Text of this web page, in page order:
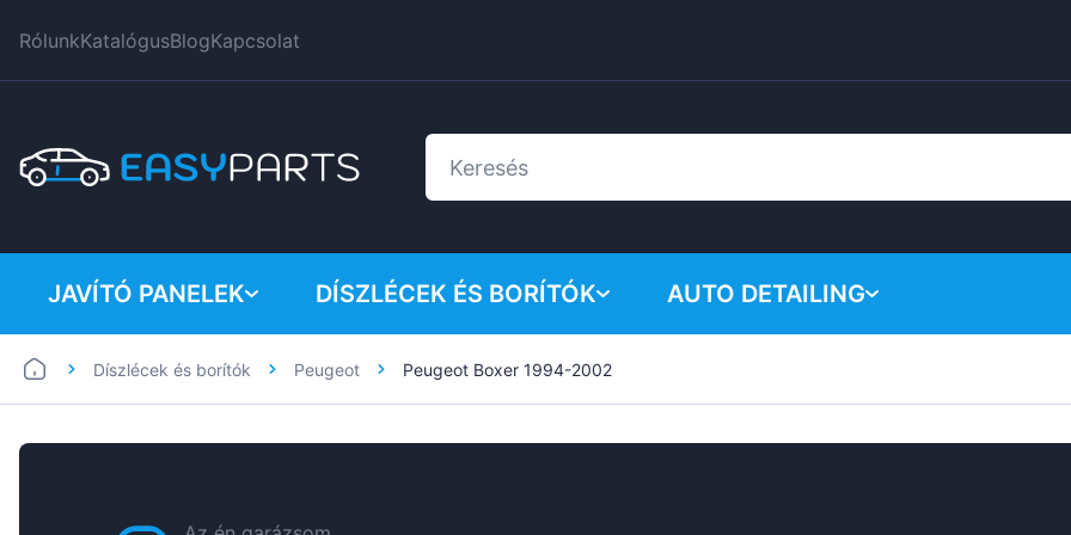
RólunkKatalógusBlogKapcsolat
JAVÍTÓ PANELEK
Furgonok
DÍSZLÉCEK ÉS BORÍTÓK
BMW
AUTO DETAILING
Díszlécek és borítók Peugeot Peugeot Boxer 1994-2002